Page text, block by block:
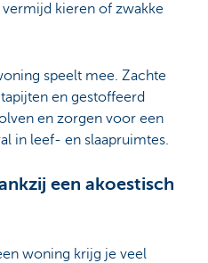
kieren of zwakke
speelt mee. Zachte
en gestoffeerd
en zorgen voor een
in leef- en slaapruimtes.
een akoestisch
woning krijg je veel